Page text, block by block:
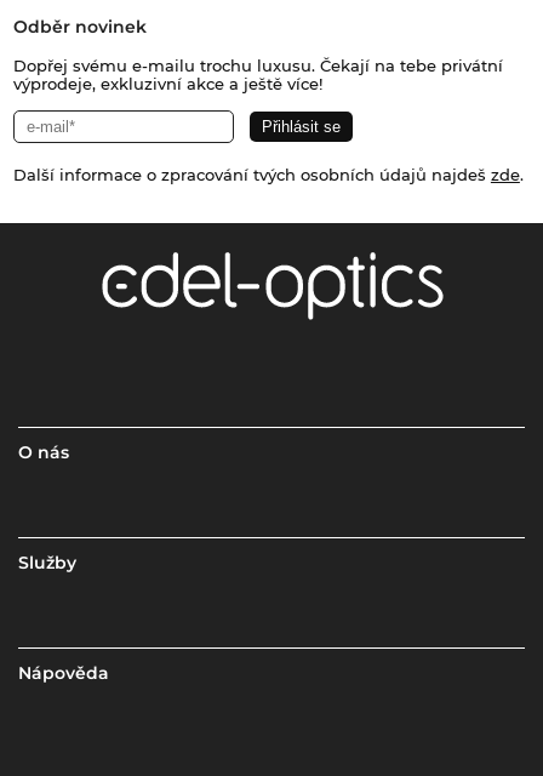
Odběr novinek
Dopřej svému e-mailu trochu luxusu. Čekají na tebe privátní
výprodeje, exkluzivní akce a ještě více!
Další informace o zpracování tvých osobních údajů najdeš zde.
O nás
Služby
Nápověda